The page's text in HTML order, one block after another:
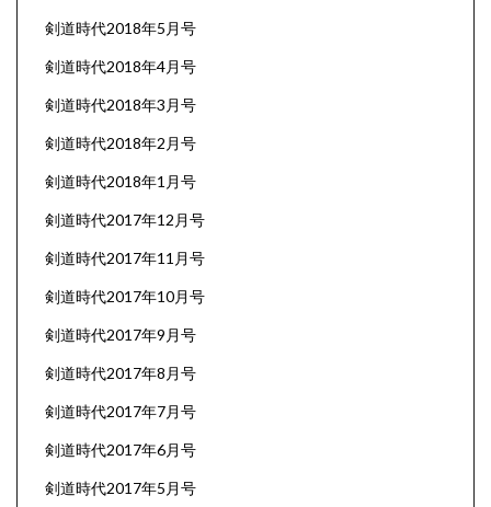
剣道時代2018年5月号
剣道時代2018年4月号
剣道時代2018年3月号
剣道時代2018年2月号
剣道時代2018年1月号
剣道時代2017年12月号
剣道時代2017年11月号
剣道時代2017年10月号
剣道時代2017年9月号
剣道時代2017年8月号
剣道時代2017年7月号
剣道時代2017年6月号
剣道時代2017年5月号